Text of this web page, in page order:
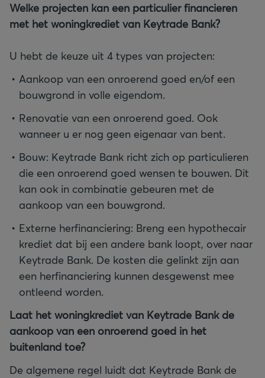
Welke projecten kan een particulier financieren
met het woningkrediet van Keytrade Bank?
U hebt de keuze uit 4 types van projecten:
Aankoop van een onroerend goed en/of een
bouwgrond in volle eigendom.
Renovatie van een onroerend goed. Ook
wanneer u er nog geen eigenaar van bent.
Bouw: Keytrade Bank richt zich op particulieren
die een onroerend goed wensen te bouwen. Dit
kan ook in combinatie gebeuren met de
aankoop van een bouwgrond.
Externe herfinanciering: Breng een hypothecair
krediet dat bij een andere bank loopt, over naar
Keytrade Bank. De kosten die gelinkt zijn aan
een herfinanciering kunnen desgewenst mee
ontleend worden.
Laat het woningkrediet van Keytrade Bank de
aankoop van een onroerend goed in het
buitenland toe?
De algemene regel luidt dat Keytrade Bank de